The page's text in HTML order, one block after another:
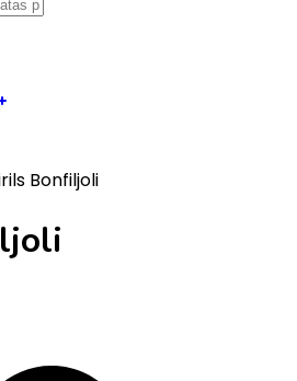
Bonfiljoli